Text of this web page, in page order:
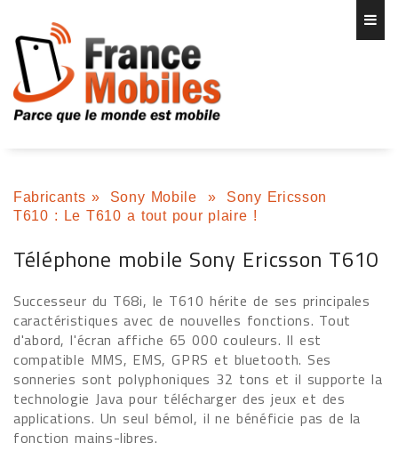
Fabricants » Sony Mobile »
Sony Ericsson
T610 : Le T610 a tout pour plaire !
Téléphone mobile Sony Ericsson T610
Successeur du T68i, le T610 hérite de ses principales
caractéristiques avec de nouvelles fonctions. Tout
d'abord, l'écran affiche 65 000 couleurs. Il est
compatible MMS, EMS, GPRS et bluetooth. Ses
sonneries sont polyphoniques 32 tons et il supporte la
technologie Java pour télécharger des jeux et des
applications. Un seul bémol, il ne bénéficie pas de la
fonction mains-libres.